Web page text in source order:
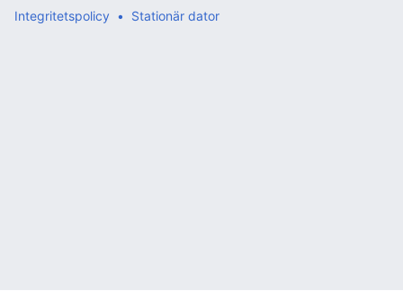
Integritetspolicy
Stationär dator